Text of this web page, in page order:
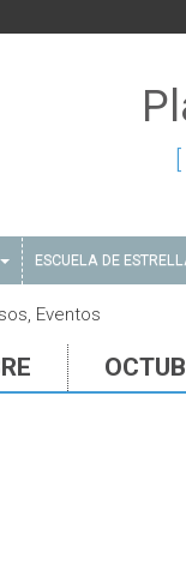
ESCUELA DE
Eventos